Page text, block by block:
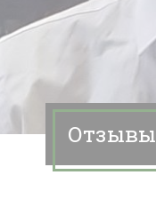
Отзывы